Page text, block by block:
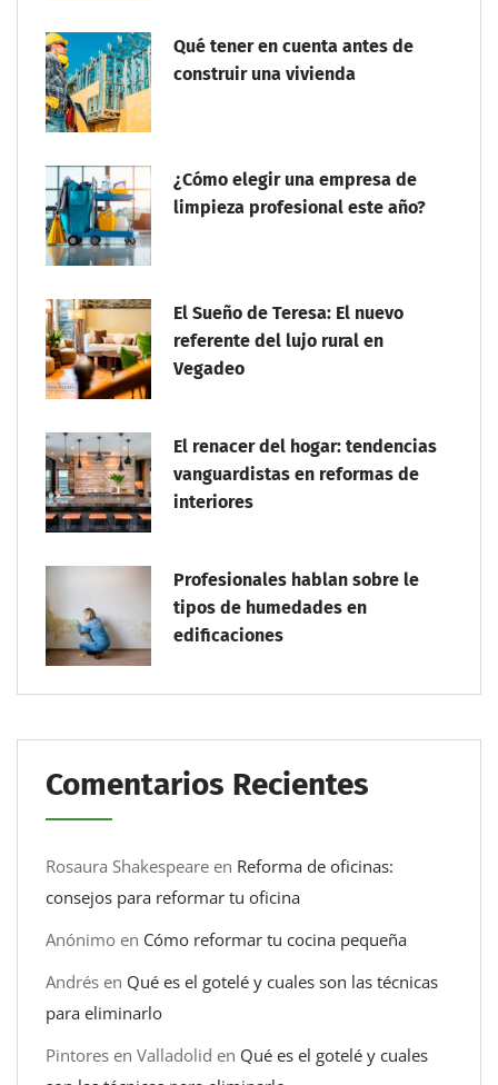
Qué tener en cuenta antes de
construir una vivienda
¿Cómo elegir una empresa de
limpieza profesional este año?
El Sueño de Teresa: El nuevo
referente del lujo rural en
Vegadeo
El renacer del hogar: tendencias
vanguardistas en reformas de
interiores
Profesionales hablan sobre le
tipos de humedades en
edificaciones
Comentarios Recientes
Rosaura Shakespeare en Reforma de oficinas:
consejos para reformar tu oficina
Anónimo en Cómo reformar tu cocina pequeña
Andrés en Qué es el gotelé y cuales son las técnicas
para eliminarlo
Pintores en Valladolid en Qué es el gotelé y cuales